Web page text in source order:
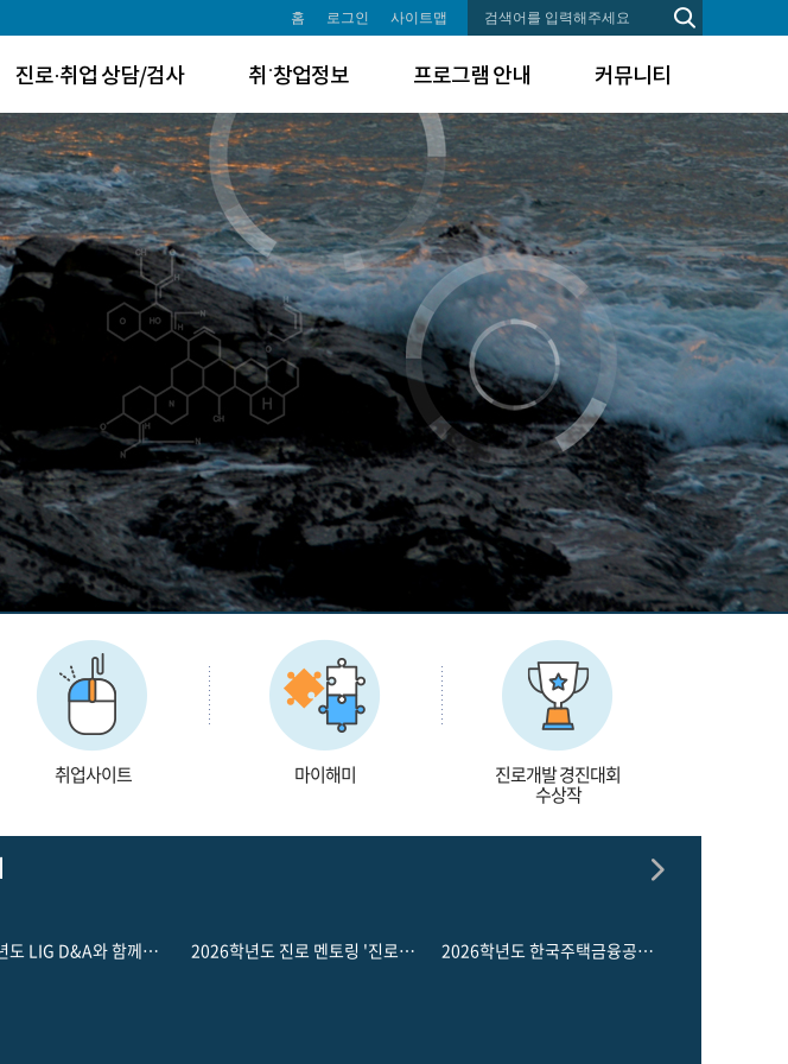
홈 로그인 사이트맵
진로·취업 상담/검사 취˙창업정보 프로그램 안내 커뮤니티
취업사이트 마이해미 진로개발 경진대회
수상작
2026학년도 LIG D&A와 함께하는 직무체험 멘토링 캠프 2026학년도 진로 멘토링 '진로탐구생활' 2026학년도 한국주택금융공사 채용설명회